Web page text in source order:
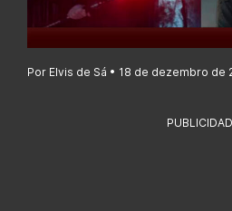
Por Elvis de Sá • 18 de dezembro de